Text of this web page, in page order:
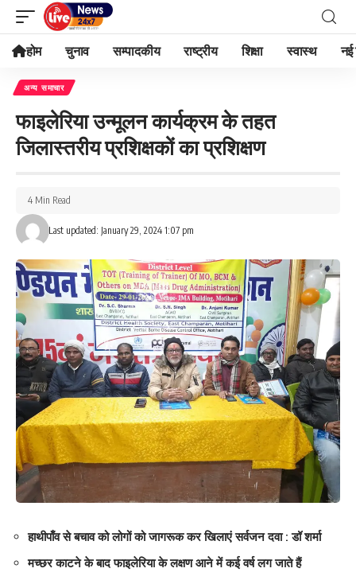
होम चुनाव सम्पादकीय राष्ट्रीय शिक्षा स्वास्थ नई
अन्य समाचार
फाइलेरिया उन्मूलन कार्यक्रम के तहत
जिलास्तरीय प्रशिक्षकों का प्रशिक्षण
Last updated: January 29, 2024 1:07 pm
4 Min Read
हाथीपाँव से बचाव को लोगों को जागरूक कर खिलाएं सर्वजन दवा : डॉ शर्मा
मच्छर काटने के बाद फाइलेरिया के लक्षण आने में कई वर्ष लग जाते हैं